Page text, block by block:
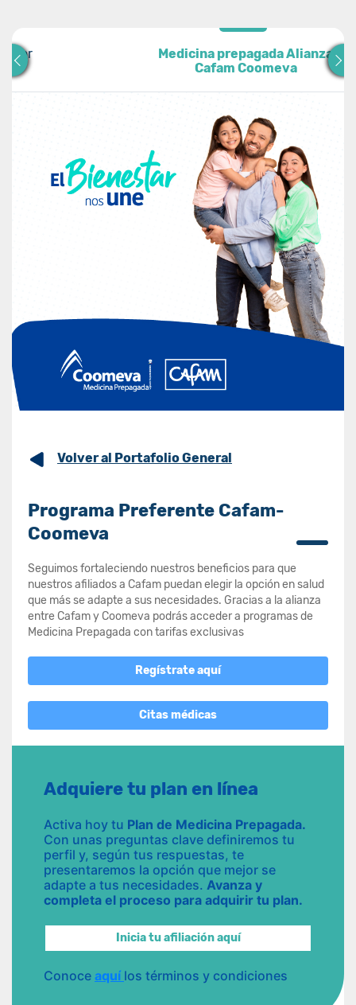
Medicina prepagada Alianza Cafam
Coomeva
Medicina prepagada Alianza
Cafam Coomeva
Volver al Portafolio General
Programa Preferente Cafam-
Coomeva
Seguimos fortaleciendo nuestros beneficios para que
nuestros afiliados a Cafam puedan elegir la opción en salud
que más se adapte a sus necesidades. Gracias a la alianza
entre Cafam y Coomeva podrás acceder a programas de
Medicina Prepagada con tarifas exclusivas
Regístrate aquí
Citas médicas
Adquiere tu plan en línea
Activa hoy tu Plan de Medicina Prepagada.
Con unas preguntas clave definiremos tu
perfil y, según tus respuestas, te
presentaremos la opción que mejor se
adapte a tus necesidades. Avanza y
completa el proceso para adquirir tu plan.
Inicia tu afiliación aquí
Conoce aquí los términos y condiciones